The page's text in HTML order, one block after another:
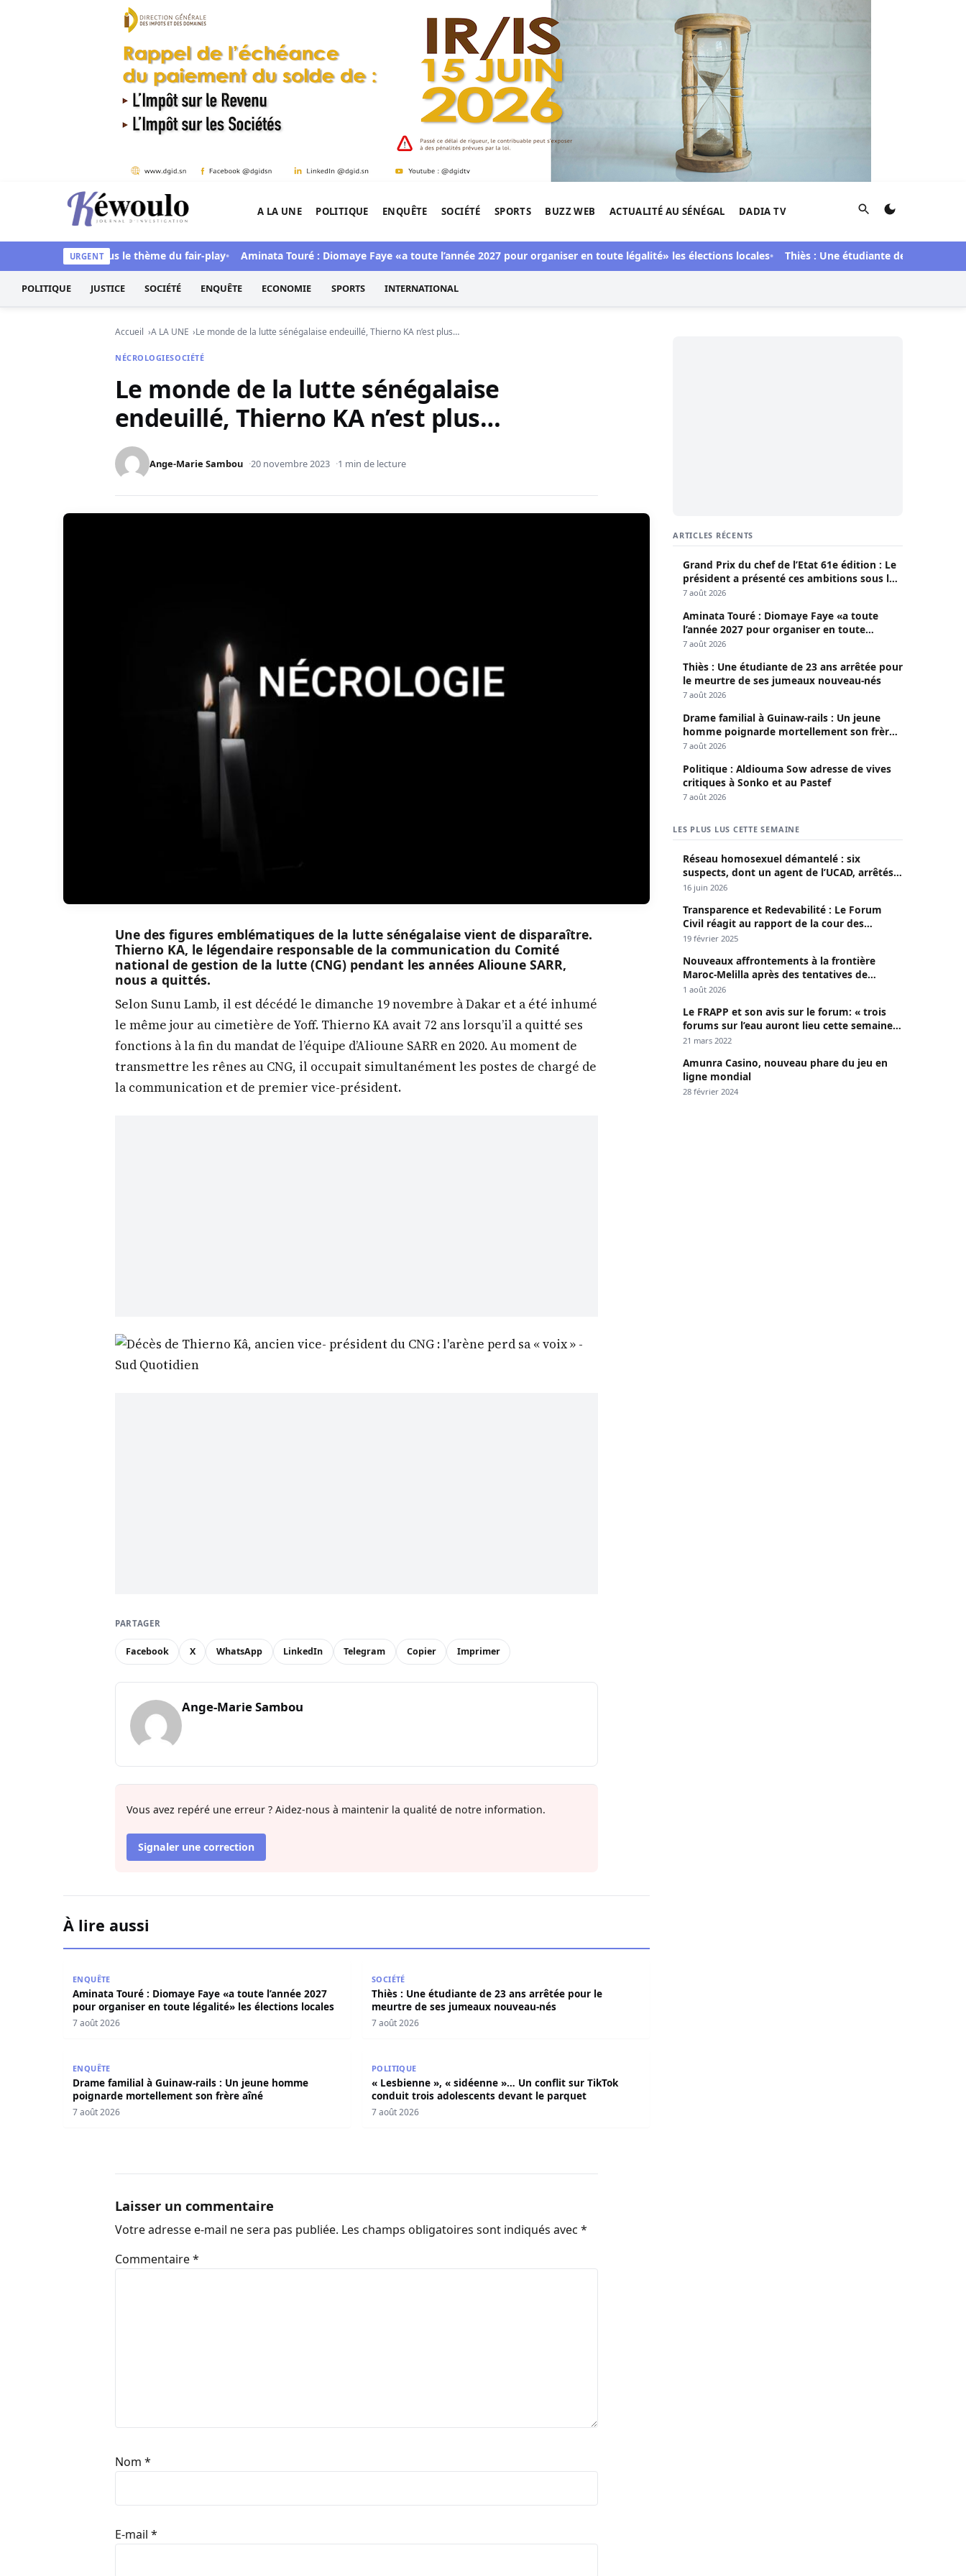
Aller au contenu
Kéwoulo, le premier site d'information et d'investigation de l'Afrique.
A LA UNE POLITIQUE ENQUÊTE SOCIÉTÉ SPORTS BUZZ WEB ACTUALITÉ AU SÉNÉGAL DADIA TV Rechercher
URGENT
ambitions sous le thème du fair-play Aminata Touré : Diomaye Faye «a toute l’année 2027 pour organiser en toute légalité» les élections locales Thiès : Une étudiante de 23 ans arrêtée
POLITIQUE JUSTICE SOCIÉTÉ ENQUÊTE ECONOMIE SPORTS INTERNATIONAL
Accueil A LA UNE Le monde de la lutte sénégalaise endeuillé, Thierno KA n’est plus…
NÉCROLOGIESOCIÉTÉ
Le monde de la lutte sénégalaise
endeuillé, Thierno KA n’est plus…
Ange-Marie Sambou 20 novembre 2023 1 min de lecture
Une des figures emblématiques de la lutte sénégalaise vient de disparaître.
Thierno KA, le légendaire responsable de la communication du Comité
national de gestion de la lutte (CNG) pendant les années Alioune SARR,
nous a quittés.
Selon Sunu Lamb, il est décédé le dimanche 19 novembre à Dakar et a été inhumé
le même jour au cimetière de Yoff. Thierno KA avait 72 ans lorsqu’il a quitté ses
fonctions à la fin du mandat de l’équipe d’Alioune SARR en 2020. Au moment de
transmettre les rênes au CNG, il occupait simultanément les postes de chargé de
la communication et de premier vice-président.
PARTAGER
Facebook X WhatsApp LinkedIn Telegram Copier Imprimer
Ange-Marie Sambou
Vous avez repéré une erreur ? Aidez-nous à maintenir la qualité de notre information.
Signaler une correction
À lire aussi
ENQUÊTE
Aminata Touré : Diomaye Faye «a toute l’année 2027
pour organiser en toute légalité» les élections locales
7 août 2026
SOCIÉTÉ
Thiès : Une étudiante de 23 ans arrêtée pour le
meurtre de ses jumeaux nouveau-nés
7 août 2026
ENQUÊTE
Drame familial à Guinaw-rails : Un jeune homme
poignarde mortellement son frère aîné
7 août 2026
POLITIQUE
« Lesbienne », « sidéenne »… Un conflit sur TikTok
conduit trois adolescents devant le parquet
7 août 2026
Laisser un commentaire
Votre adresse e-mail ne sera pas publiée. Les champs obligatoires sont indiqués avec *
Commentaire*
Nom *
E-mail *
ARTICLES RÉCENTS
Grand Prix du chef de l’Etat 61e édition : Le
président a présenté ces ambitions sous le
thème du fair-play
7 août 2026
Aminata Touré : Diomaye Faye «a toute
l’année 2027 pour organiser en toute
légalité» les élections locales
7 août 2026
Thiès : Une étudiante de 23 ans arrêtée pour
le meurtre de ses jumeaux nouveau-nés
7 août 2026
Drame familial à Guinaw-rails : Un jeune
homme poignarde mortellement son frère
aîné
7 août 2026
Politique : Aldiouma Sow adresse de vives
critiques à Sonko et au Pastef
7 août 2026
LES PLUS LUS CETTE SEMAINE
Réseau homosexuel démantelé : six
suspects, dont un agent de l’UCAD, arrêtés à
Keur Massar ; l’un avoue avoir propagé le
16 juin 2026
Transparence et Redevabilité : Le Forum
Civil réagit au rapport de la cour des
comptes
19 février 2025
Nouveaux affrontements à la frontière
Maroc-Melilla après des tentatives de
passage
1 août 2026
Le FRAPP et son avis sur le forum: « trois
forums sur l’eau auront lieu cette semaine à
Dakar »
21 mars 2022
Amunra Casino, nouveau phare du jeu en
ligne mondial
28 février 2024